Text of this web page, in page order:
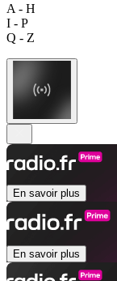
A - H
I - P
Q - Z
En savoir plus
En savoir plus